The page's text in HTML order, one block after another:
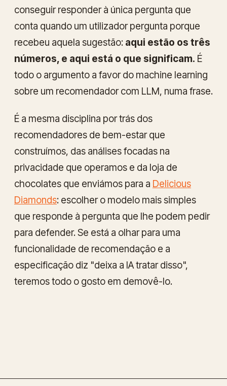
conseguir responder à única pergunta que
conta quando um utilizador pergunta porque
recebeu aquela sugestão: aqui estão os três
números, e aqui está o que significam. É
todo o argumento a favor do machine learning
sobre um recomendador com LLM, numa frase.
É a mesma disciplina por trás dos
recomendadores de bem-estar que
construímos, das análises focadas na
privacidade que operamos e da loja de
chocolates que enviámos para a Delicious
Diamonds: escolher o modelo mais simples
que responde à pergunta que lhe podem pedir
para defender. Se está a olhar para uma
funcionalidade de recomendação e a
especificação diz "deixa a IA tratar disso",
teremos todo o gosto em demovê-lo.